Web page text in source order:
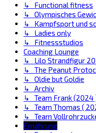
↳ Functional fitness
↳ Olympisches
↳ Kampfsport und
↳ Ladies only
↳ Fitnessstudios
Coaching Lounge
↳ Lilo Strandfigur
↳ The Peanut
↳ Oldie but Goldie
↳ Archiv
↳ Team Frank (2024
↳ Team Thomas (
↳ Team
Ernährung